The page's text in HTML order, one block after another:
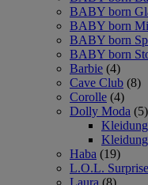
BABY born
BABY born
BABY born
BABY born
Barbie (4)
Cave Club (8)
Corolle (4)
Dolly Moda (5)
Haba (19)
L.O.L.
Laura (8)